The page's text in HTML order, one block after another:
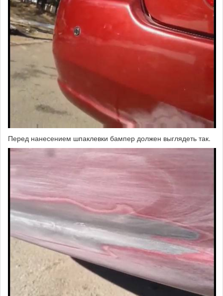
Перед нанесением шпаклевки бампер должен выглядеть так.